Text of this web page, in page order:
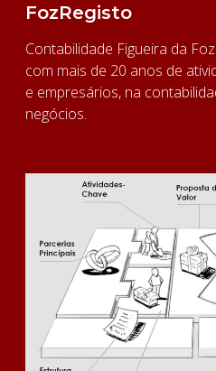
FozRegisto
Contabilidade Figueira da
com mais de 20 anos de
e empresários, na
negócios.